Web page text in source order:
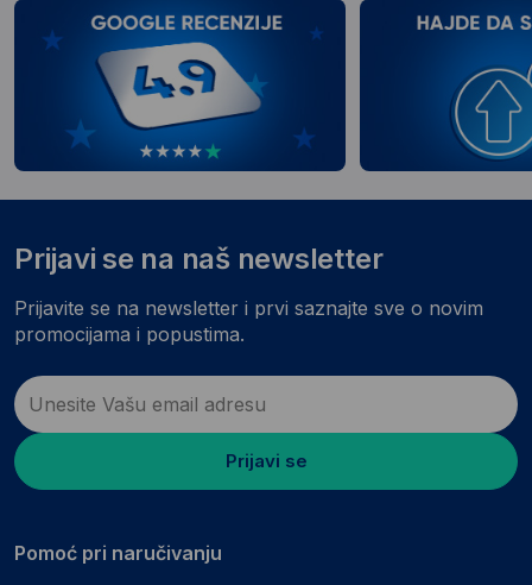
Prijavi se na naš newsletter
Prijavite se na newsletter i prvi saznajte sve o novim
promocijama i popustima.
Prijavi se
Pomoć pri naručivanju